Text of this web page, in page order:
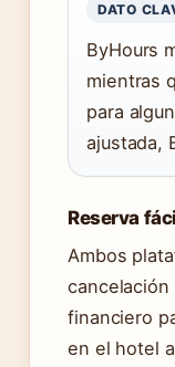
DATO
ByHours
mientras
para
ajustada,
Reserva
Ambos
financiero
en el hotel